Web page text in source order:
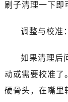
刷子清理一下即
调整与校准
如果清理后
动或需要校准了
硬骨头，在嘴里